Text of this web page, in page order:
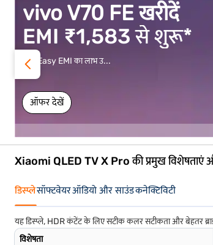
iPhone 17 Pro खरीदें
EMI ₹5,621 से शुरू*
Easy EMI का लाभ उ...
ऑफर देखें
Xiaomi QLED TV X Pro की प्रमुख विशेषताएं
डिस्प्लेसॉफ्टवेयरऑडियो और साउंडकनेक्टिविटी
यह डिस्प्ले, HDR कंटेंट के लिए सटीक कलर सटीकता और बेहतर
विशेषता